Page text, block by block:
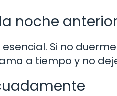
noche
Si no
a tiempo y no